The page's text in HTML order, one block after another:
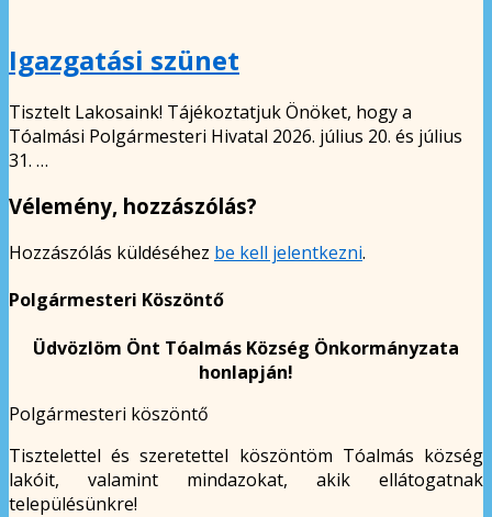
Igazgatási szünet
Tisztelt Lakosaink! Tájékoztatjuk Önöket, hogy a
Tóalmási Polgármesteri Hivatal 2026. július 20. és július
31. …
Vélemény, hozzászólás?
Hozzászólás küldéséhez be kell jelentkezni.
Polgármesteri Köszöntő
Üdvözlöm Önt Tóalmás Község Önkormányzata
honlapján!
Polgármesteri köszöntő
Tisztelettel és szeretettel köszöntöm Tóalmás község
lakóit, valamint mindazokat, akik ellátogatnak
településünkre!